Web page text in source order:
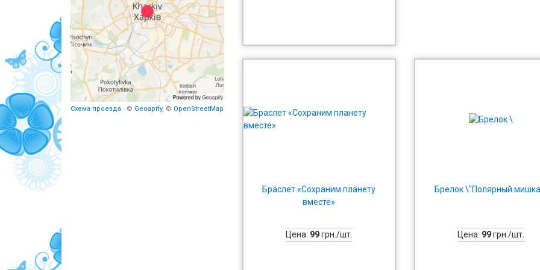
Схема проезда · © Geoapify, © OpenStreetMap
Браслет «Сохраним планету
вместе»
Цена: 99грн./шт.
Брелок \"Полярный
Цена: 99грн./шт.